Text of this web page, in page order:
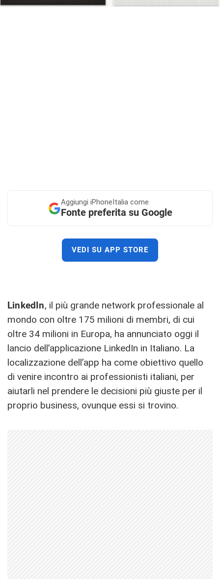
Aggiungi iPhoneItalia come
Fonte preferita su Google
VEDI SU APP STORE
LinkedIn, il più grande network professionale al
mondo con oltre 175 milioni di membri, di cui
oltre 34 milioni in Europa, ha annunciato oggi il
lancio dell’applicazione LinkedIn in Italiano. La
localizzazione dell’app ha come obiettivo quello
di venire incontro ai professionisti italiani, per
aiutarli nel prendere le decisioni più giuste per il
proprio business, ovunque essi si trovino.